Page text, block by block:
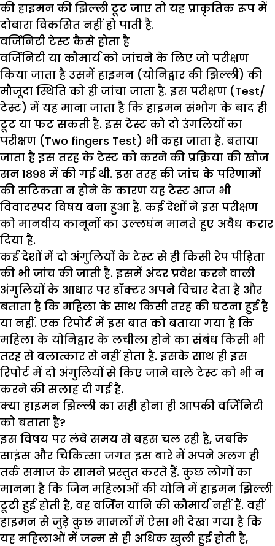
की हाइमन की झिल्ली टूट जाए तो यह प्राकृतिक रूप में
दोबारा विकसित नहीं हो पाती है.
वर्जिनिटी टेस्ट कैसे होता है
वर्जिनिटी या कौमार्य को जांचने के लिए जो परीक्षण
किया जाता है उसमें हाइमन (योनिद्वार की झिल्ली) की
मौजूदा स्थिति को ही जांचा जाता है. इस परीक्षण (Test/
टेस्ट) में यह माना जाता है कि हाइमन संभोग के बाद ही
टूट या फट सकती है. इस टेस्ट को दो उंगलियों का
परीक्षण (Two fingers Test) भी कहा जाता है. बताया
जाता है इस तरह के टेस्ट को करने की प्रक्रिया की खोज
सन 1898 में की गई थी. इस तरह की जांच के परिणामों
की सटिकता न होने के कारण यह टेस्ट आज भी
विवादस्पद विषय बना हुआ है. कई देशों ने इस परीक्षण
को मानवीय कानूनों का उल्लघंन मानते हुए अवैध करार
दिया है.
कई देशों में दो अंगुलियों के टेस्ट से ही किसी रेप पीड़िता
की भी जांच की जाती है. इसमें अंदर प्रवेश करने वाली
अंगुलियों के आधार पर डॉक्टर अपने विचार देता है और
बताता है कि महिला के साथ किसी तरह की घटना हुई है
या नहीं. एक रिपोर्ट में इस बात को बताया गया है कि
महिला के योनिद्वार के लचीला होने का संबंध किसी भी
तरह से बलात्कार से नहीं होता है. इसके साथ ही इस
रिपोर्ट में दो अंगुलियों से किए जाने वाले टेस्ट को भी न
करने की सलाह दी गई है.
क्या हाइमन झिल्ली का सही होना ही आपकी वर्जिनिटी
को बताता है?
इस विषय पर लंबे समय से बहस चल रही है, जबकि
साइंस और चिकित्सा जगत इस बारे में अपने अलग ही
तर्क समाज के सामने प्रस्तुत करते हैं. कुछ लोगों का
मानना है कि जिन महिलाओं की योनि में हाइमन झिल्ली
टूटी हुई होती है, वह वर्जिन यानि की कौमार्य नहीं हैं. वहीं
हाइमन से जुड़े कुछ मामलों में ऐसा भी देखा गया है कि
यह महिलाओं में जन्म से ही अधिक खुली हुई होती है,